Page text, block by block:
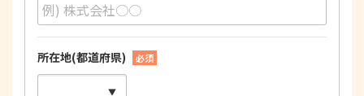
所在地(都道府県) 必須